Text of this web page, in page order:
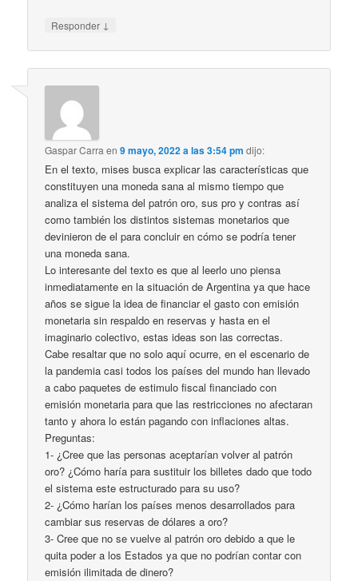
Responder ↓
Gaspar Carraen9 mayo, 2022 a las 3:54 pm dijo:
En el texto, mises busca explicar las características que
constituyen una moneda sana al mismo tiempo que
analiza el sistema del patrón oro, sus pro y contras así
como también los distintos sistemas monetarios que
devinieron de el para concluir en cómo se podría tener
una moneda sana.
Lo interesante del texto es que al leerlo uno piensa
inmediatamente en la situación de Argentina ya que hace
años se sigue la idea de financiar el gasto con emisión
monetaria sin respaldo en reservas y hasta en el
imaginario colectivo, estas ideas son las correctas.
Cabe resaltar que no solo aquí ocurre, en el escenario de
la pandemia casi todos los países del mundo han llevado
a cabo paquetes de estimulo fiscal financiado con
emisión monetaria para que las restricciones no afectaran
tanto y ahora lo están pagando con inflaciones altas.
Preguntas:
1- ¿Cree que las personas aceptarían volver al patrón
oro? ¿Cómo haría para sustituir los billetes dado que todo
el sistema este estructurado para su uso?
2- ¿Cómo harían los países menos desarrollados para
cambiar sus reservas de dólares a oro?
3- Cree que no se vuelve al patrón oro debido a que le
quita poder a los Estados ya que no podrían contar con
emisión ilimitada de dinero?